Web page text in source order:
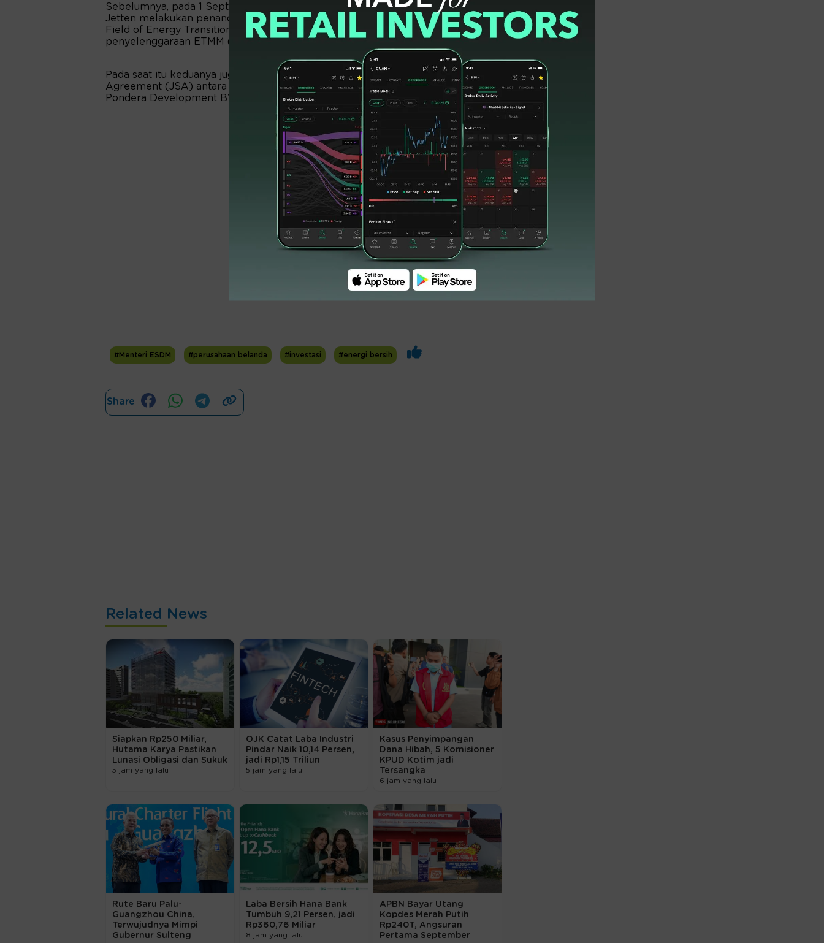
Sebelumnya, pada 1 September 2022 di Bali, Menteri Arifin dengan Minister Rob
Jetten melakukan penandatanganan MOU RI-Belanda on Cooperation in the
Field of Energy Transition to Combat Climate Change di sela-sela
penyelenggaraan ETMM (Energy Transitions Ministerial Meeting G20).
Pada saat itu keduanya juga menyaksikan Penandatanganan Joint Study
Agreement (JSA) antara PT Pertamina Power Indonesia (Pertamina NRE) dan
Pondera Development BV.(*)
#Menteri ESDM #perusahaan belanda #investasi #energi bersih
Share
Related News
Siapkan Rp250 Miliar,
Hutama Karya Pastikan
Lunasi Obligasi dan Sukuk
5 jam yang lalu
OJK Catat Laba Industri
Pindar Naik 10,14 Persen,
jadi Rp1,15 Triliun
5 jam yang lalu
Kasus Penyimpangan
Dana Hibah, 5 Komisioner
KPUD Kotim jadi
Tersangka
6 jam yang lalu
Rute Baru Palu-
Guangzhou China,
Terwujudnya Mimpi
Gubernur Sulteng
Laba Bersih Hana Bank
Tumbuh 9,21 Persen, jadi
Rp360,76 Miliar
8 jam yang lalu
APBN Bayar Utang
Kopdes Merah Putih
Rp240T, Angsuran
Pertama September